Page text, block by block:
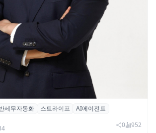
스트라이프 출신 이창헌 영입…
이전트 개발 본격화
세무자동화 스트라이프
AI에이전트
0 952